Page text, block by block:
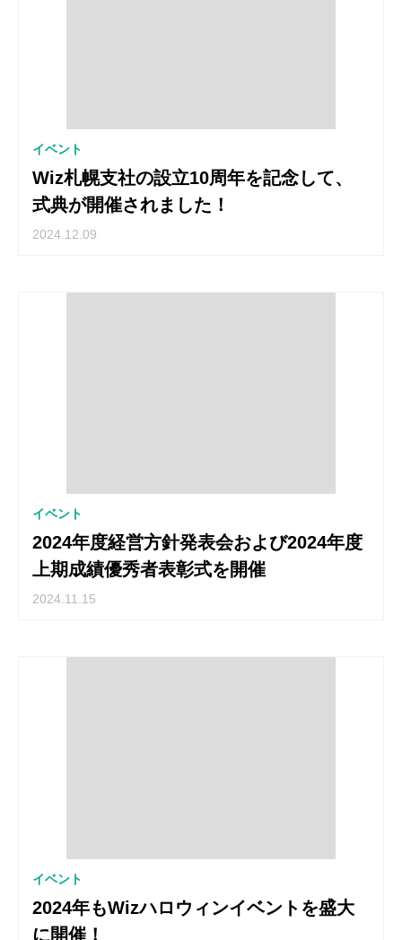
イベント
Wiz札幌支社の設立10周年を記念して、
式典が開催されました！
2024.12.09
イベント
2024年度経営方針発表会および2024年度
上期成績優秀者表彰式を開催
2024.11.15
イベント
2024年もWizハロウィンイベントを盛大
に開催！